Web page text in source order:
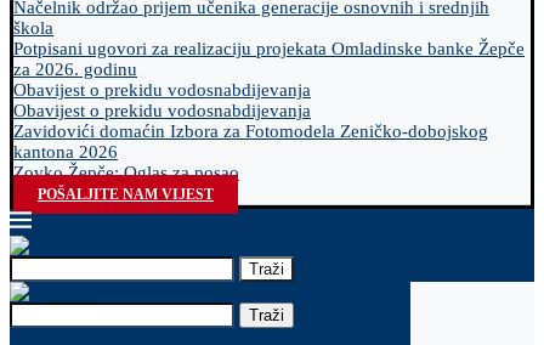
Načelnik održao prijem učenika generacije osnovnih i srednjih
škola
Potpisani ugovori za realizaciju projekata Omladinske banke Žepče
za 2026. godinu
Obavijest o prekidu vodosnabdijevanja
Obavijest o prekidu vodosnabdijevanja
Zavidovići domaćin Izbora za Fotomodela Zeničko-dobojskog
kantona 2026
Zovko Žepče: Oglas za posao
POŠALJITE NAM VIJEST
Traži
Traži